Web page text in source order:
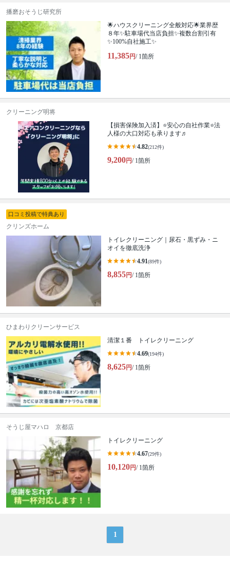
播磨おそうじ研究所
🌟ハウスクリーニング全般対応🌟業界歴
８年✨駐車場代当店負担✨複数台割引有
✨100%自社施工✨
11,385円/ 1箇所
クリーニング明将
【損害保険加入済】⭐️安心の自社作業⭐️法
人様の大口対応も承ります♬
4.82(212件)
9,200円/ 1箇所
口コミ投稿で特典あり
クリンズホーム
トイレクリーニング｜尿石・黒ずみ・ニ
オイを徹底洗浄
4.91(89件)
8,855円/ 1箇所
ひまわりクリーンサービス
清潔１番 トイレクリーニング
4.69(194件)
8,625円/ 1箇所
そうじ屋マハロ 京都店
トイレクリーニング
4.67(29件)
10,120円/ 1箇所
1